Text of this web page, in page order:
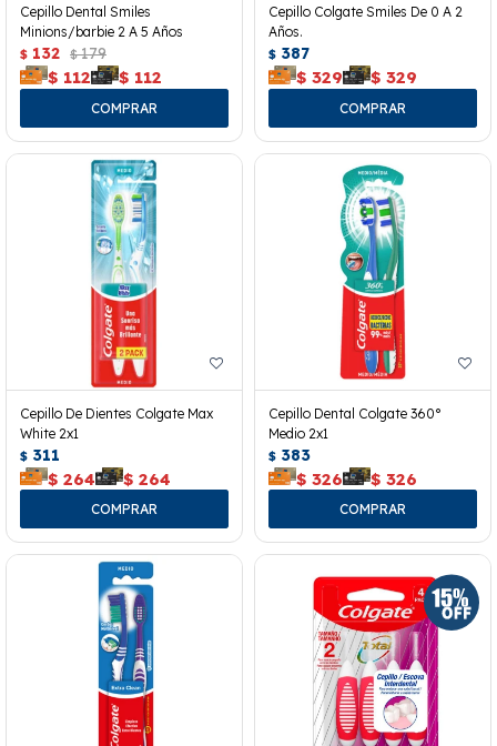
Cepillo Dental Smiles
Minions/barbie 2 A 5 Años
$ 132 $ 179
$ 112 $ 112
Cepillo Colgate Smiles De 0 A 2
Años.
$ 387
$ 329 $ 329
Cepillo De Dientes Colgate Max
White 2x1
$ 311
$ 264 $ 264
Cepillo Dental Colgate 360°
Medio 2x1
$ 383
$ 326 $ 326